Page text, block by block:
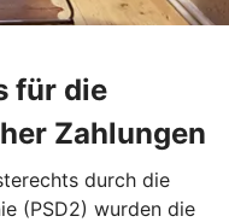
für die
Zahlungen
durch die
(PSD2) wurden die